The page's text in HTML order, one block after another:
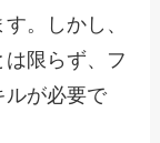
。しかし、
は限らず、フ
ルが必要で